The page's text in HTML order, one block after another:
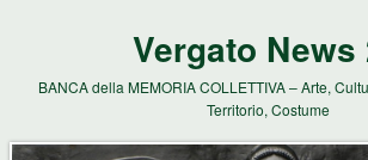
Vergato News
BANCA della MEMORIA COLLETTIVA – Arte,
Territorio, Costume